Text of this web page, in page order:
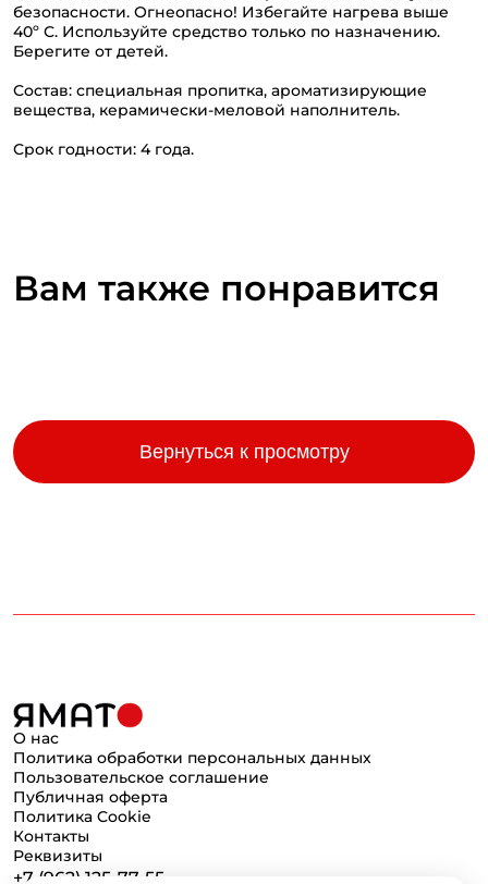
безопасности. Огнеопасно! Избегайте нагрева выше
40º С. Используйте средство только по назначению.
Берегите от детей.
Состав: специальная пропитка, ароматизирующие
вещества, керамически-меловой наполнитель.
Срок годности: 4 года.
Вам также понравится
Вернуться к просмотру
О нас
Политика обработки персональных данных
Пользовательское соглашение
Публичная оферта
Политика Cookie
Контакты
Реквизиты
+7 (962) 125-77-55